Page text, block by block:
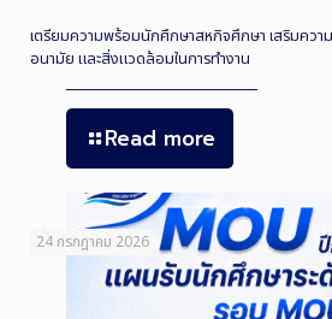
เตรียมความพร้อมนักศึกษาสหกิจศึกษา เสริมคว
อนามัย และสิ่งแวดล้อมในการทำงาน
Read more
24 กรกฎาคม 2026